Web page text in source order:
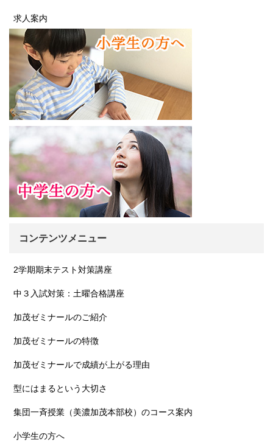
求人案内
コンテンツメニュー
2学期期末テスト対策講座
中３入試対策：土曜合格講座
加茂ゼミナールのご紹介
加茂ゼミナールの特徴
加茂ゼミナールで成績が上がる理由
型にはまるという大切さ
集団一斉授業（美濃加茂本部校）のコース案内
小学生の方へ